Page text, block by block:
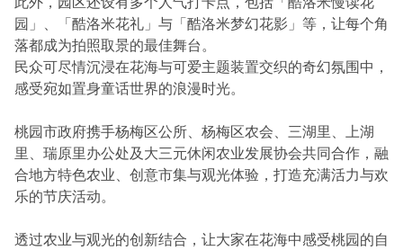
园」、「酷洛米花礼」与「酷洛米梦幻花影」等，让每个角
落都成为拍照取景的最佳舞台。
民众可尽情沉浸在花海与可爱主题装置交织的奇幻氛围中，
感受宛如置身童话世界的浪漫时光。
桃园市政府携手杨梅区公所、杨梅区农会、三湖里、上湖
里、瑞原里办公处及大三元休闲农业发展协会共同合作，融
合地方特色农业、创意市集与观光体验，打造充满活力与欢
乐的节庆活动。
透过农业与观光的创新结合，让大家在花海中感受桃园的自